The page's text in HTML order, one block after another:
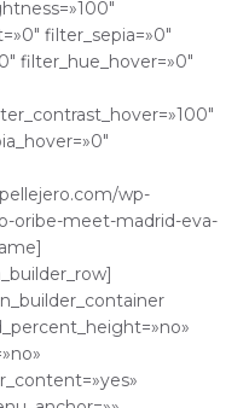
filter_sepia=»0″
filter_hue_hover=»0″
wp-
oribe-meet-madrid-eva-